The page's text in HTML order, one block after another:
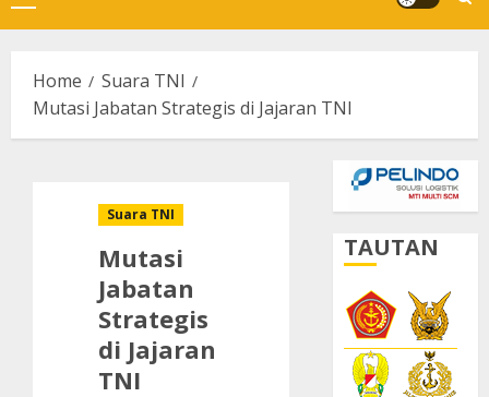
Menu
Home
Suara TNI
Mutasi Jabatan Strategis di Jajaran TNI
Suara TNI
Mutasi
Jabatan
Strategis
di Jajaran
TNI
TAUTAN